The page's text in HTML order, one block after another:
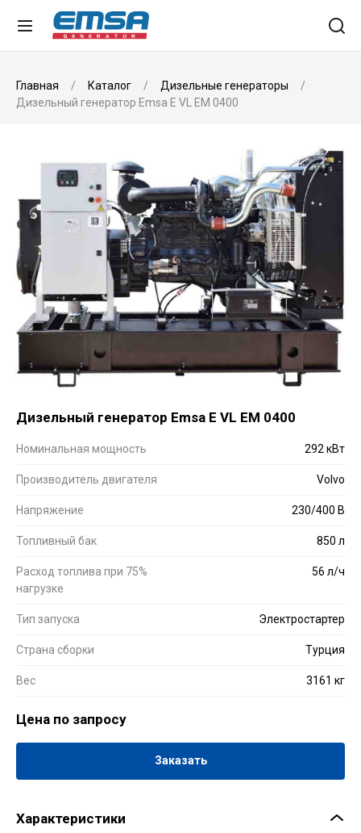
Главная Каталог
Дизельные генераторы
Дизельный генератор Emsa E VL EM 0400
Дизельный генератор Emsa E VL EM 0400
Номинальная мощность 292 кВт
Производитель двигателя Volvo
Напряжение 230/400 В
Топливный бак 850 л
Расход топлива при 75%
нагрузке
56 л/ч
Тип запуска Электростартер
Страна сборки Турция
Вес 3161 кг
Цена по запросу
Заказать
Характеристики